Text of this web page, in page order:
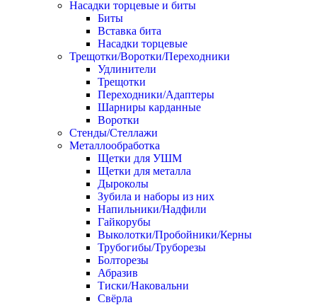
Насадки торцевые и биты
Биты
Вставка бита
Насадки торцевые
Трещотки/Воротки/Переходники
Удлинители
Трещотки
Переходники/Адаптеры
Шарниры карданные
Воротки
Стенды/Стеллажи
Металлообработка
Щетки для УШМ
Щетки для металла
Дыроколы
Зубила и наборы из них
Напильники/Надфили
Гайкорубы
Выколотки/Пробойники/Керны
Трубогибы/Труборезы
Болторезы
Абразив
Тиски/Наковальни
Свёрла